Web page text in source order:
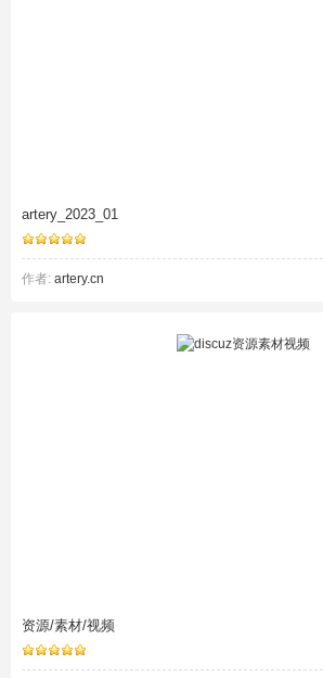
artery_2023_01
作者: artery.cn
资源/素材/视频